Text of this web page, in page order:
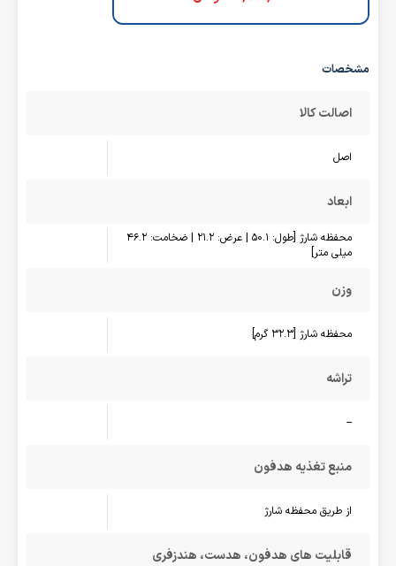
مشخصات
اصالت کالا
اصل
ابعاد
محفظه شارژ [طول: 50.1 | عرض: 21.2 | ضخامت: 46.2
میلی متر]
وزن
محفظه شارژ [32.3 گرم]
تراشه
--
منبع تغذیه هدفون
از طریق محفظه شارژ
قابلیت های هدفون، هدست، هندزفری